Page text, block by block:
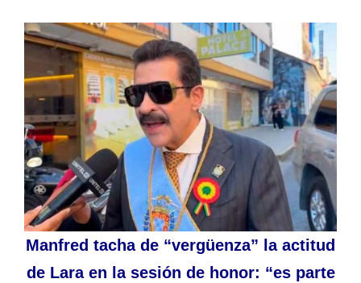
Manfred tacha de “vergüenza” la actitud
de Lara en la sesión de honor: “es parte